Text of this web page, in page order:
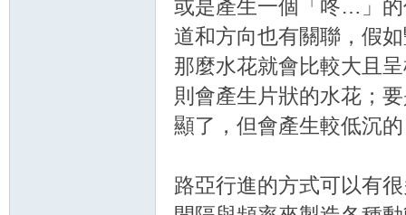
或是產生一個「咚…」
道和方向也有關聯，假
那麼水花就會比較大且
則會產生片狀的水花；
顯了，但會產生較低沉
路亞行進的方式可以有